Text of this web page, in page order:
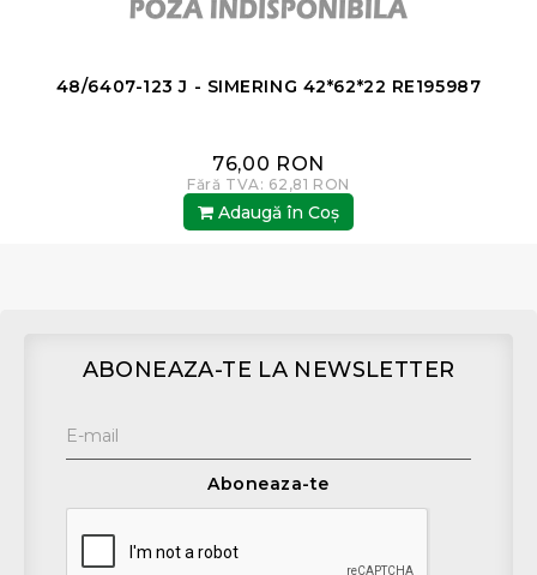
48/6407-123 J - SIMERING 42*62*22 RE195987
76,00 RON
Fără TVA: 62,81 RON
Adaugă în Coş
ABONEAZA-TE LA NEWSLETTER
Aboneaza-te